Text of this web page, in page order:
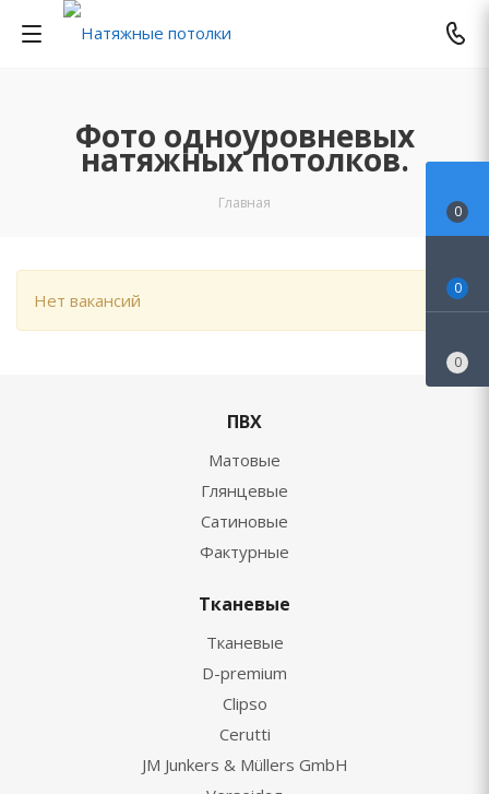
Фото одноуровневых
натяжных потолков.
Главная
Нет вакансий
ПВХ
Матовые
Глянцевые
Сатиновые
Фактурные
Тканевые
Тканевые
D-premium
Clipso
Cerutti
JM Junkers & Müllers GmbH
0
0
0